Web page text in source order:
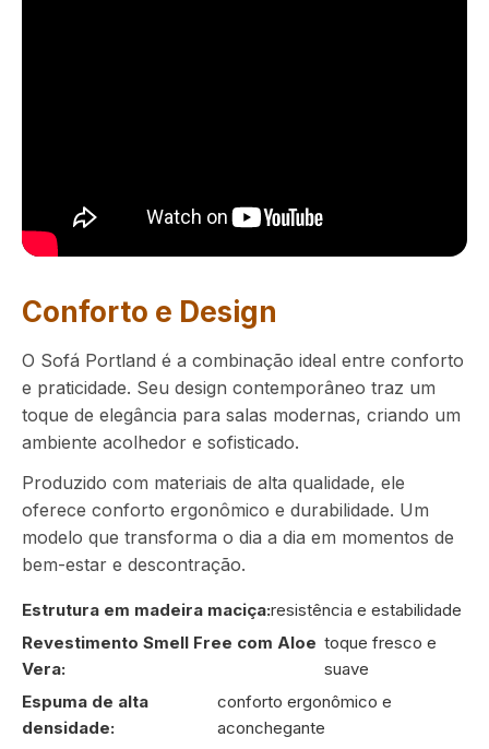
Conforto e Design
O Sofá Portland é a combinação ideal entre conforto
e praticidade. Seu design contemporâneo traz um
toque de elegância para salas modernas, criando um
ambiente acolhedor e sofisticado.
Produzido com materiais de alta qualidade, ele
oferece conforto ergonômico e durabilidade. Um
modelo que transforma o dia a dia em momentos de
bem-estar e descontração.
Estrutura em madeira maciça:resistência e estabilidade
Revestimento Smell Free com Aloe
Vera:
toque fresco e
suave
Espuma de alta
densidade:
conforto ergonômico e
aconchegante